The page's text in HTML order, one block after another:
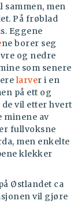
sammen, men
På frøblad
Eggene
ne borer seg
og nedre
som senere
larver i en
på ett og
vil etter hvert
minene av
fullvoksne
men enkelte
klekker
Østlandet ca
vil gjøre